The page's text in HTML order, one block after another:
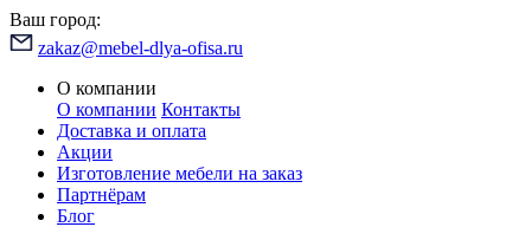
Ваш город:
zakaz@mebel-dlya-ofisa.ru
О компании
О компании Контакты
Доставка и оплата
Акции
Изготовление мебели на заказ
Партнёрам
Блог